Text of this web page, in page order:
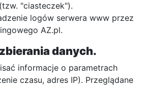
"ciasteczek").
logów serwera www przez
AZ.pl.
danych.
informacje o parametrach
czasu, adres IP). Przeglądane